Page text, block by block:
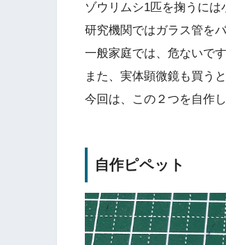
ゾウリムシ1匹を掬うには
研究機関ではガラス管を
一般家庭では、危ないです
また、実体顕微鏡も買う
今回は、この２つを自作し
自作ピペット